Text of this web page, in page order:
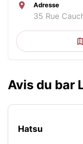
Adresse
35 Rue
Avis du bar
Hatsu